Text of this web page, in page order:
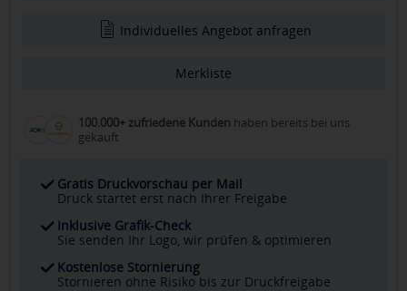
Individuelles Angebot anfragen
Merkliste
100.000+ zufriedene Kunden haben bereits bei uns
gekauft
Gratis Druckvorschau per Mail
Druck startet erst nach Ihrer Freigabe
Inklusive Grafik-Check
Sie senden Ihr Logo, wir prüfen & optimieren
Kostenlose Stornierung
Stornieren ohne Risiko bis zur Druckfreigabe